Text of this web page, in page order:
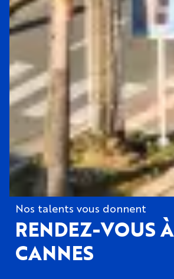
Nos talents vous donnent
RENDEZ-VOUS À
CANNES